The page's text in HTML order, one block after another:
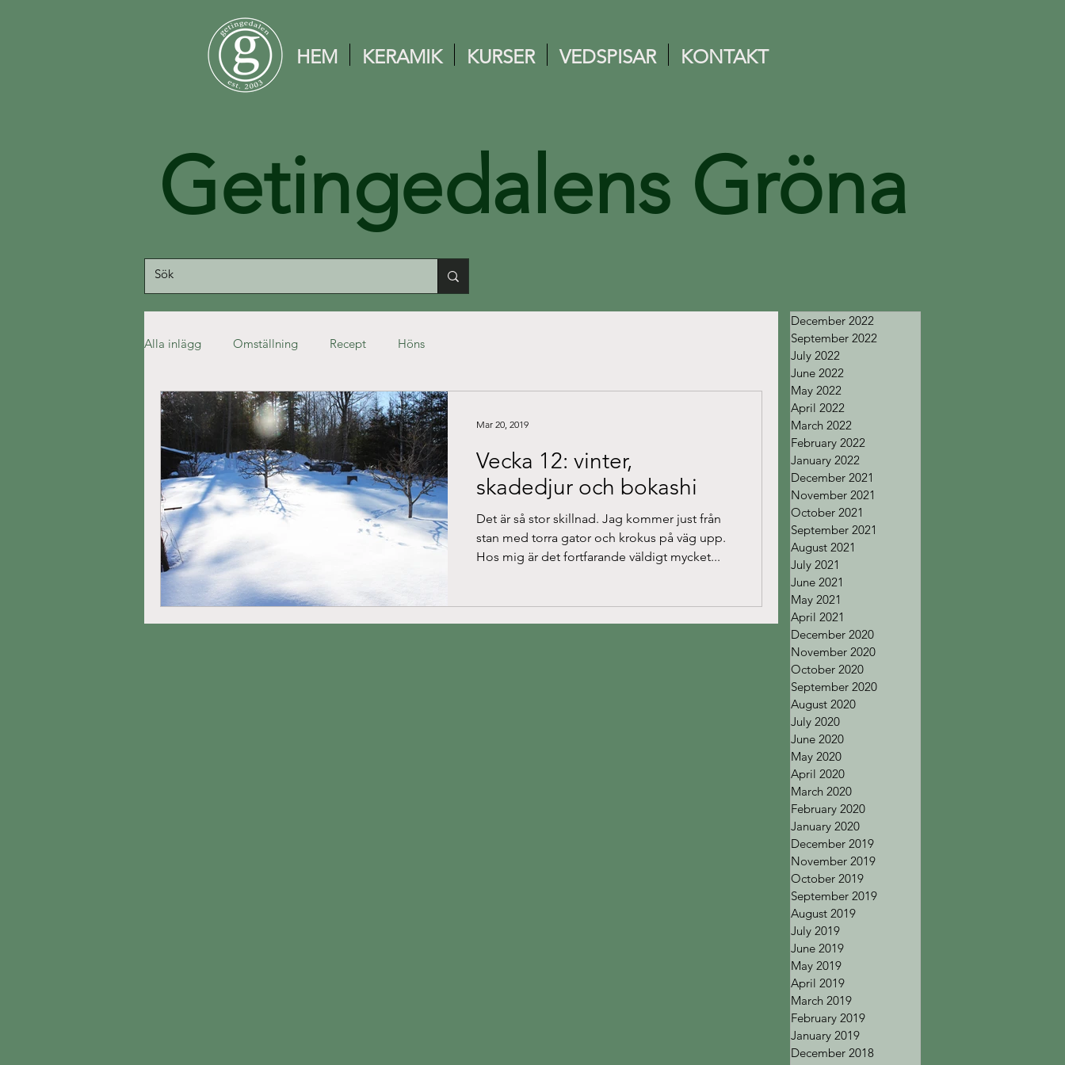
HEM KERAMIK KURSER VEDSPISAR KONTAKT
Getingedalens Gröna
Alla inlägg Omställning Recept Höns
Vecka 12: vinter,
skadedjur och bokashi
Det är så stor skillnad. Jag kommer just från
stan med torra gator och krokus på väg upp.
Hos mig är det fortfarande väldigt mycket...
Mar 20, 2019
December 2022
September 2022
July 2022
June 2022
May 2022
April 2022
March 2022
February 2022
January 2022
December 2021
November 2021
October 2021
September 2021
August 2021
July 2021
June 2021
May 2021
April 2021
December 2020
November 2020
October 2020
September 2020
August 2020
July 2020
June 2020
May 2020
April 2020
March 2020
February 2020
January 2020
December 2019
November 2019
October 2019
September 2019
August 2019
July 2019
June 2019
May 2019
April 2019
March 2019
February 2019
January 2019
December 2018